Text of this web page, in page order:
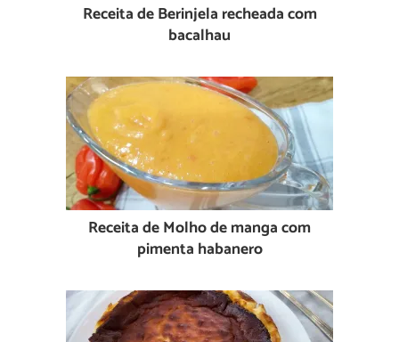
Receita de Berinjela recheada com
bacalhau
Receita de Molho de manga com
pimenta habanero